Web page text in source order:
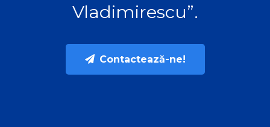
Vladimirescu”.
Contactează-ne!